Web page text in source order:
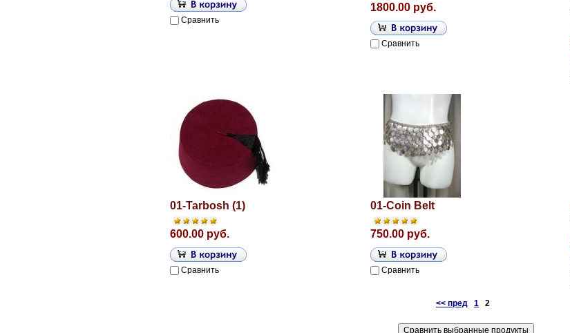
Сравнить
1800.00 руб.
Сравнить
01-Tarbosh (1)
600.00 руб.
Сравнить
01-Coin Belt
750.00 руб.
Сравнить
<< пред 1 2